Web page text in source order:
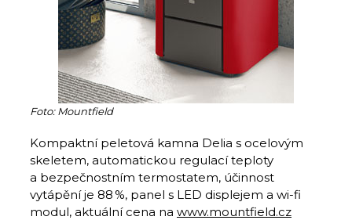
Foto: Mountfield
Kompaktní peletová kamna Delia s ocelovým
skeletem, automatickou regulací teploty
a bezpečnostním termostatem, účinnost
vytápění je 88 %, panel s LED displejem a wi-fi
modul, aktuální cena na www.mountfield.cz